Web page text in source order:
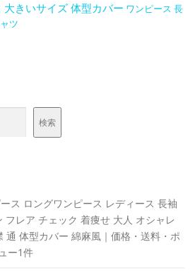
大きいサイズ 体型カバー ワンピース 長
ツ
検索
ス ロングワンピース レディース 長袖
フレア チェック 着痩せ 大人 オシャレ
通 体型カバー 綿麻風｜価格・送料・ポ
ー1件